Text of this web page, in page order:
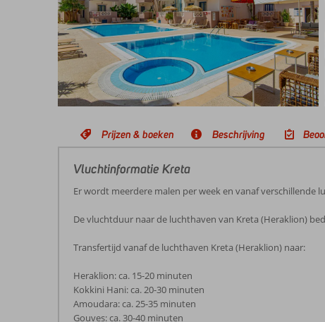
Prijzen & boeken Beschrijving
Vluchtinformatie Kreta
Er wordt meerdere malen per week en vanaf verschillende
De vluchtduur naar de luchthaven van Kreta (Heraklion)
Transfertijd vanaf de luchthaven Kreta (Heraklion) naar:
Heraklion: ca. 15-20 minuten
Kokkini Hani: ca. 20-30 minuten
Amoudara: ca. 25-35 minuten
Gouves: ca. 30-40 minuten